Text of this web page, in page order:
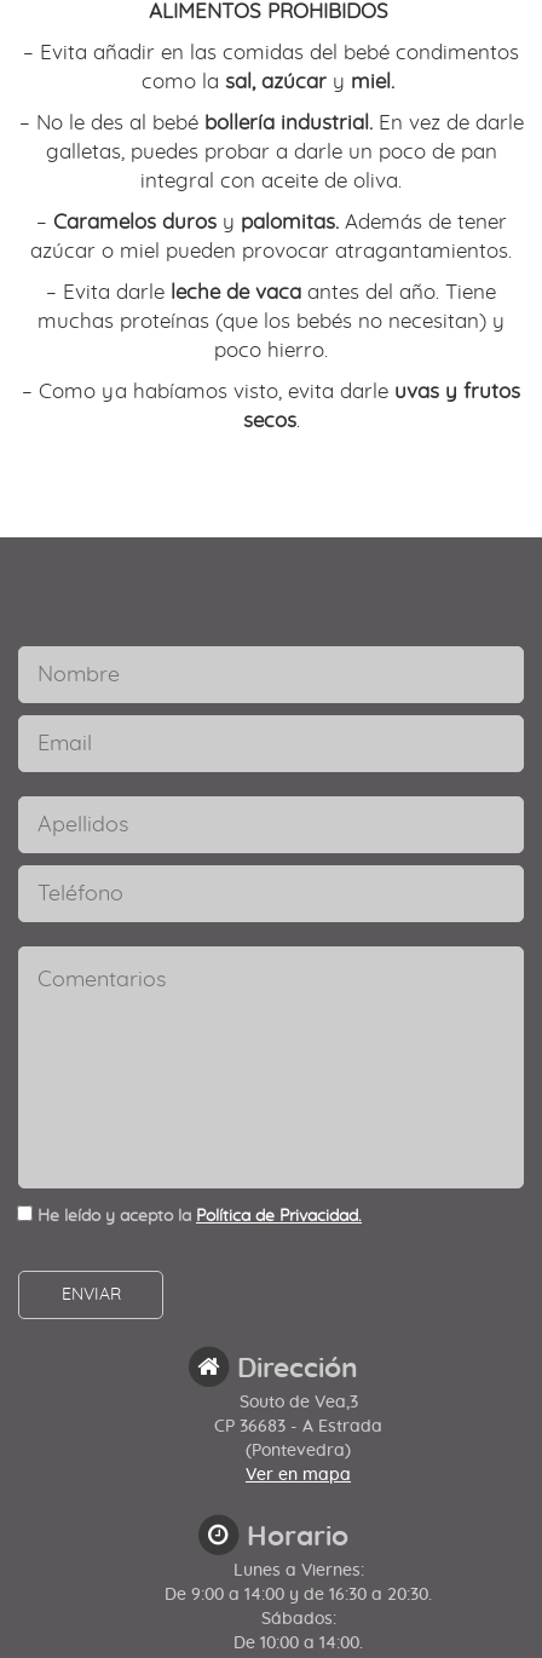
ALIMENTOS PROHIBIDOS
– Evita añadir en las comidas del bebé condimentos
como la sal, azúcar y miel.
– No le des al bebé bollería industrial. En vez de darle
galletas, puedes probar a darle un poco de pan
integral con aceite de oliva.
– Caramelos duros y palomitas. Además de tener
azúcar o miel pueden provocar atragantamientos.
– Evita darle leche de vaca antes del año. Tiene
muchas proteínas (que los bebés no necesitan) y
poco hierro.
– Como ya habíamos visto, evita darle uvas y frutos
secos.
He leído y acepto la Política de Privacidad.
Dirección
Souto de Vea,3
CP 36683 - A Estrada
(Pontevedra)
Ver en mapa
Horario
Lunes a Viernes:
De 9:00 a 14:00 y de 16:30 a 20:30.
Sábados:
De 10:00 a 14:00.